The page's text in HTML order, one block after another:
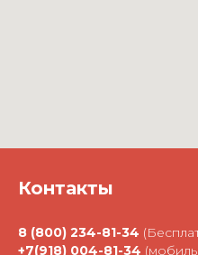
Контакты
8 (800) 234-81-34
+7(918) 004-81-34